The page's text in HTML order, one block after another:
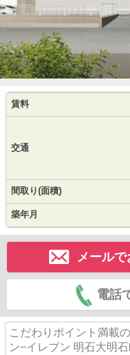
賃料
交通
間取り(面積)
築年月
メール
電話
こだわりポイント満載
ン−イレブン 明石大明